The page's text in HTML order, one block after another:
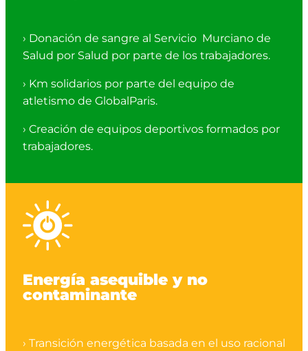
› Donación de sangre al Servicio Murciano de
Salud por Salud por parte de los trabajadores.
› Km solidarios por parte del equipo de
atletismo de GlobalParis.
› Creación de equipos deportivos formados por
trabajadores.
Energía asequible y no
contaminante
› Transición energética basada en el uso racional